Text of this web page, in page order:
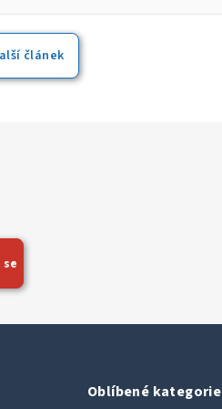
článek
Oblíbené kategorie